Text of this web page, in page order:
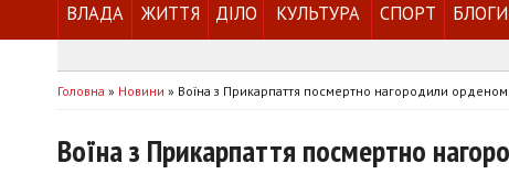
ВЛАДА ЖИТТЯ ДІЛО КУЛЬТУРА СПОРТ БЛОГИ
Головна » Новини » Воїна з Прикарпаття посмертно нагородили
Воїна з Прикарпаття посмертно